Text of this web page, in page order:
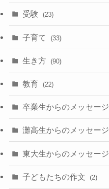
受験 (23)
子育て (33)
生き方 (90)
教育 (22)
卒業生からのメッセージ
灘高生からのメッセージ
東大生からのメッセージ
子どもたちの作文 (2)